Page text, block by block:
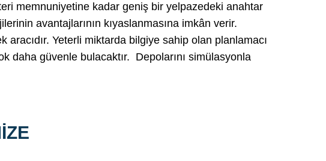
memnuniyetine kadar geniş bir yelpazedeki anahtar
avantajlarının kıyaslanmasına imkân verir.
Yeterli miktarda bilgiye sahip olan planlamacı
daha güvenle bulacaktır. Depolarını simülasyonla